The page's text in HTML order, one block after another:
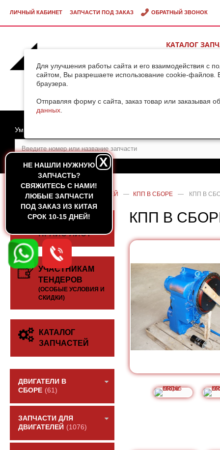
Для улучшения работы сайта и его взаимодействия с
сайтом, Вы разрешаете использование cookie-файлов.
браузера.
Отправляя форму с сайта, заказ товар или заказывая
данных
ЛИЧНЫЙ КАБИНЕТ ЗАПЧАСТИ ПОД ЗАКАЗ ОБРАТНЫЙ ЗВОНОК
КАТАЛОГ
НЕ НАШЛИ НУЖНУЮ
ЗАПЧАСТЬ?
CВЯЖИТЕСЬ С НАМИ!
ЛЮБЫЕ ЗАПЧАСТИ
ПОД ЗАКАЗ ИЗ КИТАЯ
СРОК 10-15 ДНЕЙ!
X
Умный поиск
ГЛАВНАЯ — КАТАЛОГ ЗАПЧАСТЕЙ — КПП В СБОРЕ — КПП В
СКАЧАТЬ
ПРАЙС-ЛИСТ
УЧАСТНИКАМ
ТЕНДЕРОВ
(ОСОБЫЕ УСЛОВИЯ И
СКИДКИ)
КАТАЛОГ
ЗАПЧАСТЕЙ
ДВИГАТЕЛИ В
СБОРЕ (61)
ЗАПЧАСТИ ДЛЯ
ДВИГАТЕЛЕЙ (1076)
КПП В